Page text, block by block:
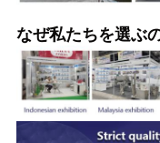
なぜ私たちを選ぶ